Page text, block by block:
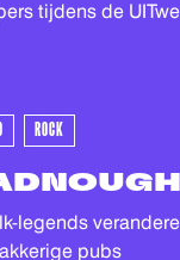
tijdens de
ROCK
legends
pubs